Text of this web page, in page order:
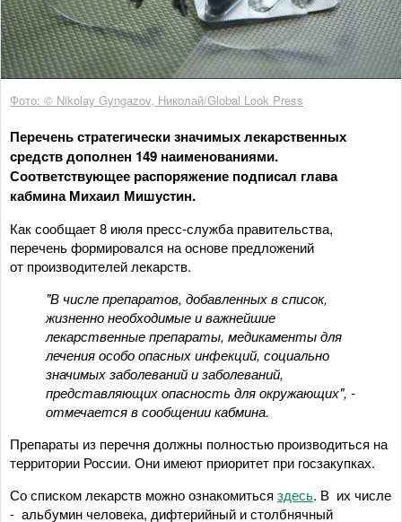
Фото: © Nikolay Gyngazov, Николай/Global Look Press
Перечень стратегически значимых лекарственных
средств дополнен 149 наименованиями.
Соответствующее распоряжение подписал глава
кабмина Михаил Мишустин.
Как сообщает 8 июля пресс-служба правительства,
перечень формировался на основе предложений
от производителей лекарств.
"В числе препаратов, добавленных в список,
жизненно необходимые и важнейшие
лекарственные препараты, медикаменты для
лечения особо опасных инфекций, социально
значимых заболеваний и заболеваний,
представляющих опасность для окружающих", -
отмечается в сообщении кабмина.
Препараты из перечня должны полностью производиться на
территории России. Они имеют приоритет при госзакупках.
Со списком лекарств можно ознакомиться здесь. В их числе
- альбумин человека, дифтерийный и столбнячный